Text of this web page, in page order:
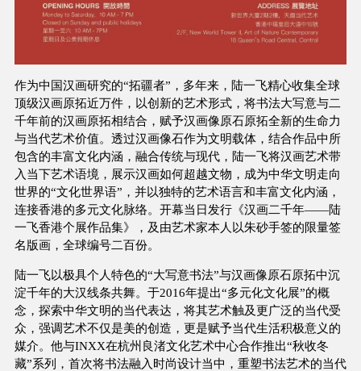
作为中国汉画研究的“拓疆者”，多年来，陆⼀飞精⼼收集全球
顶级汉画原拓近万件，以创新的艺术形式，将书法⼤写意与⼆
千年前的汉画原拓相结合，赋予汉画像原⽯原拓全新的⽣命⼒
与当代艺术价值。透过汉画像⽯作为⽂明载体，结合作品中所
包含的丰富⽂化内涵，融合传统与现代，陆⼀飞将汉画艺术带
入当下艺术语境，展示汉画如何超越⽂物，成为中华⽂明走向
世界的“⽂化世界语”，并以独特的艺术语⾔和丰富⽂化内涵，
连接香港的多元⽂化脉络。开幕当⽇发⾏《汉画⼆千年——陆
⼀飞香港个展作品集》，及由艺术家本⼈以朱砂⼿签的限量签
名版画，全球编号⼆百份。
陆⼀飞以极具个⼈特⾊的“⼤写意书法”与汉画像原⽯原拓中沉
淀千年的大汉线条共舞。于2016年提出“多元化⽂化展”的概
念，探索中华⽂明的当代表达，将其艺术触及更广泛的当代受
众，强调艺术不仅是美的创造，更是赋予当代⽣活积极意义的
媒介。他与INXX在杭州良渚⽂化艺术中⼼合作推出“秋收冬
藏”系列，⾸次将书法融入时尚设计当中，重塑书法艺术的当代